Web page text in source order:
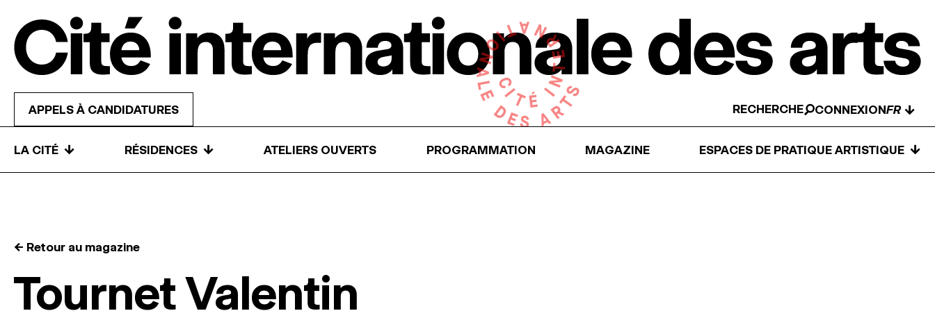
APPELS À CANDIDATURES RECHERCHE CONNEXION ↓
LA CITÉ ↓ RÉSIDENCES ↓ ATELIERS OUVERTS PROGRAMMATION MAGAZINE ESPACES DE PRATIQUE ARTISTIQUE ↓
← Retour au magazine
Tournet Valentin